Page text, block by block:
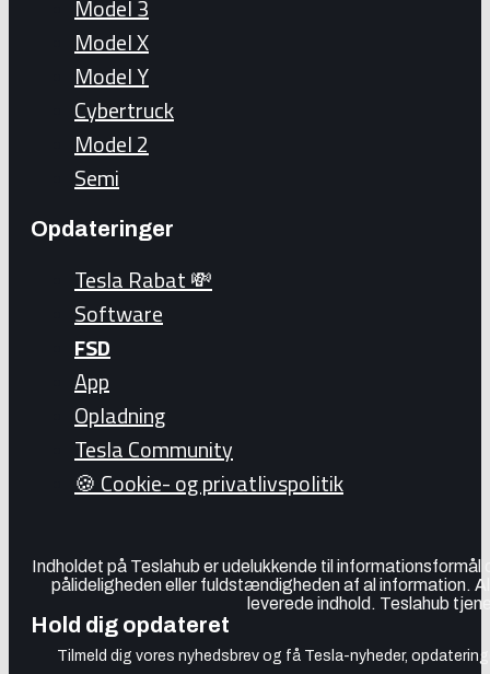
Model 3
Model X
Model Y
Cybertruck
Model 2
Semi
Opdateringer
Tesla Rabat 💸
Software
FSD
App
Opladning
Tesla Community
🍪 Cookie- og privatlivspolitik
Indholdet på Teslahub er udelukkende til
pålideligheden eller fuldstændigheden af al information.
leverede indhold. Teslahub
Hold dig opdateret
Tilmeld dig vores nyhedsbrev og få Tesla-nyheder,